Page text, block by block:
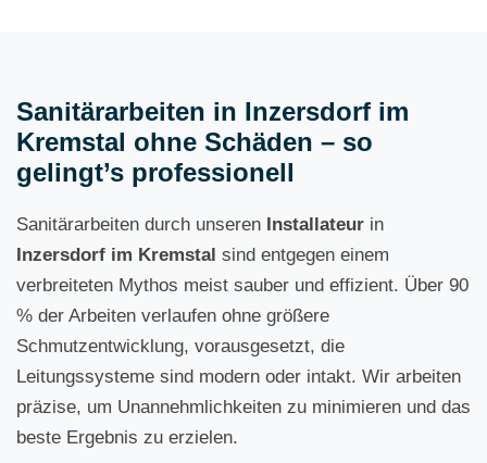
Sanitärarbeiten in Inzersdorf im
Kremstal ohne Schäden – so
gelingt’s professionell
Sanitärarbeiten durch unseren Installateur in
Inzersdorf im Kremstal sind entgegen einem
verbreiteten Mythos meist sauber und effizient. Über 90
% der Arbeiten verlaufen ohne größere
Schmutzentwicklung, vorausgesetzt, die
Leitungssysteme sind modern oder intakt. Wir arbeiten
präzise, um Unannehmlichkeiten zu minimieren und das
beste Ergebnis zu erzielen.